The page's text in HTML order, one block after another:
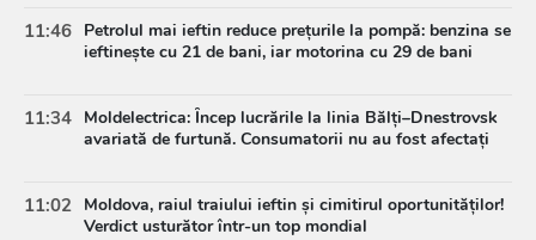
11:46 Petrolul mai ieftin reduce prețurile la pompă: benzina se
ieftinește cu 21 de bani, iar motorina cu 29 de bani
11:34 Moldelectrica: Încep lucrările la linia Bălți–Dnestrovsk
avariată de furtună. Consumatorii nu au fost afectați
11:02 Moldova, raiul traiului ieftin și cimitirul oportunităților!
Verdict usturător într-un top mondial